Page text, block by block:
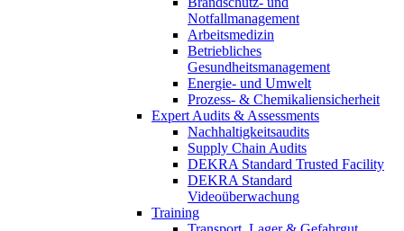
Notfallmanagement
Arbeitsmedizin
Betriebliches
Gesundheitsmanagement
Energie- und Umwelt
Prozess- & Chemikaliensicherheit
Expert Audits & Assessments
Nachhaltigkeitsaudits
Supply Chain Audits
DEKRA Standard Trusted Facility
DEKRA Standard
Videoüberwachung
Training